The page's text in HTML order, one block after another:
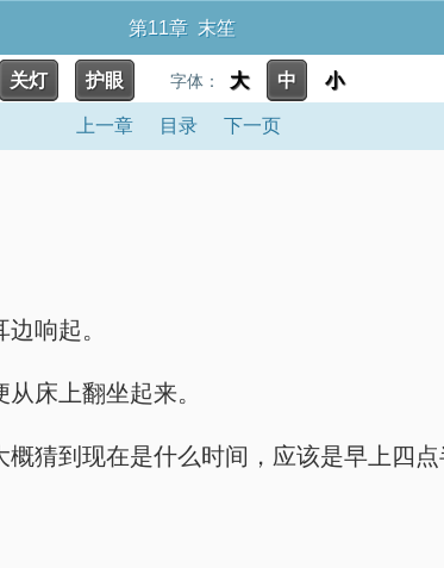
第11章 末笙
关灯 护眼 字体： 大 中 小
上一章 目录 下一页
响起。
床上翻坐起来。
猜到现在是什么时间，应该是早上四